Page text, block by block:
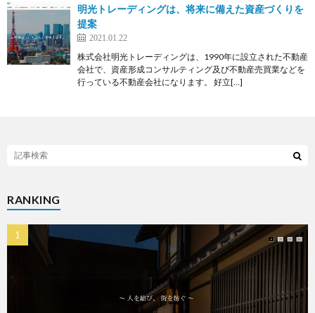
明光トレーディングは、将来に備えた資産づくりを
提案
2021.01.22
株式会社明光トレーディングは、1990年に設立された不動産
会社で、資産形成コンサルティング及び不動産売買業などを
行っている不動産会社になります。 好立[…]
RANKING